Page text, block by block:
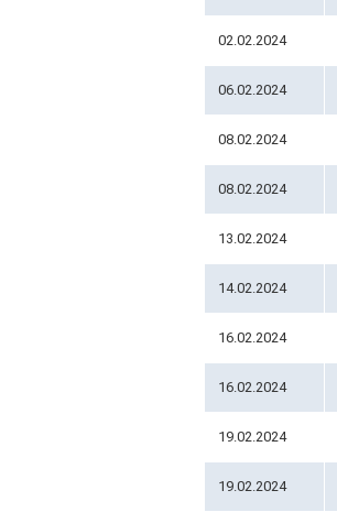
02.02.2024
06.02.2024
08.02.2024
08.02.2024
13.02.2024
14.02.2024
16.02.2024
16.02.2024
19.02.2024
19.02.2024